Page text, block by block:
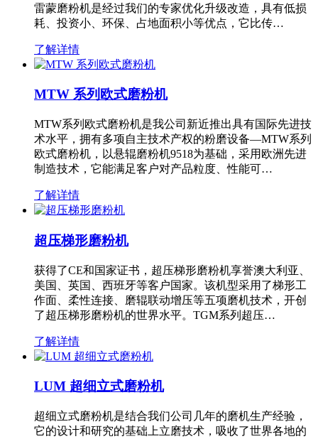
雷蒙磨粉机是经过我们的专家优化升级改造，具有低损
耗、投资小、环保、占地面积小等优点，它比传…
了解详情
MTW 系列欧式磨粉机
MTW系列欧式磨粉机是我公司新近推出具有国际先进技
术水平，拥有多项自主技术产权的粉磨设备—MTW系列
欧式磨粉机，以悬辊磨粉机9518为基础，采用欧洲先进
制造技术，它能满足客户对产品粒度、性能可…
了解详情
超压梯形磨粉机
获得了CE和国家证书，超压梯形磨粉机享誉澳大利亚、
美国、英国、西班牙等客户国家。该机型采用了梯形工
作面、柔性连接、磨辊联动增压等五项磨机技术，开创
了超压梯形磨粉机的世界水平。TGM系列超压…
了解详情
LUM 超细立式磨粉机
超细立式磨粉机是结合我们公司几年的磨机生产经验，
它的设计和研究的基础上立磨技术，吸收了世界各地的